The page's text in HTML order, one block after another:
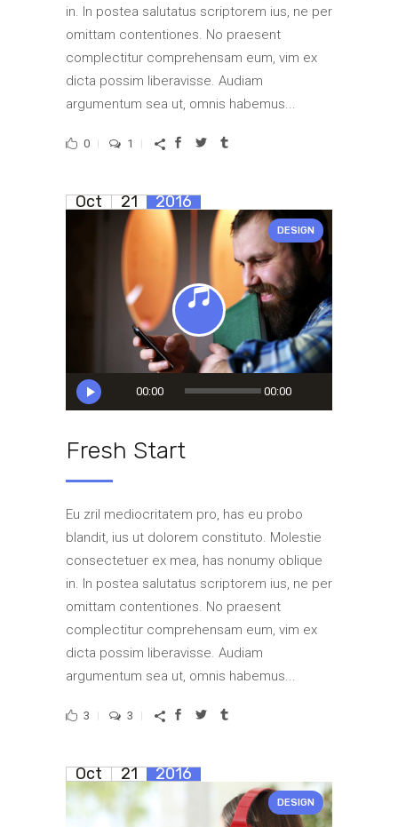
in. In postea salutatus scriptorem ius, ne per
omittam contentiones. No praesent
complectitur comprehensam eum, vim ex
dicta possim liberavisse. Audiam
argumentum sea ut, omnis habemus...
0 1
Oct 21 2016
Audio
Player
00:00 00:00
DESIGN
Fresh Start
Eu zril mediocritatem pro, has eu probo
blandit, ius ut dolorem constituto. Molestie
consectetuer ex mea, has nonumy oblique
in. In postea salutatus scriptorem ius, ne per
omittam contentiones. No praesent
complectitur comprehensam eum, vim ex
dicta possim liberavisse. Audiam
argumentum sea ut, omnis habemus...
3 3
Oct 21 2016
DESIGN